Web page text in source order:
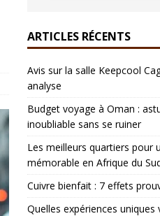
ARTICLES RÉCENTS
Avis sur la salle Keepcool
analyse
Budget voyage à Oman :
inoubliable sans se ruiner
Les meilleurs quartiers pour
mémorable en Afrique du
Cuivre bienfait : 7 effets
Quelles expériences uniques